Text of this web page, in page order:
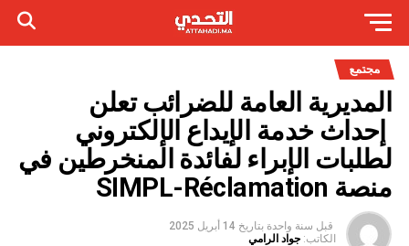
مجتمع
المديرية العامة للضرائب تعلن
إحداث خدمة الإيداع الإلكتروني
لطلبات الإبراء لفائدة المنخرطين في
منصة SIMPL-Réclamation
قبل سنة واحدة بتاريخ 14 أبريل 2025
الكاتب: جواد الرامي